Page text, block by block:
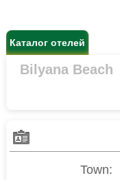
Каталог отелей
Bilyana Beach
Town: